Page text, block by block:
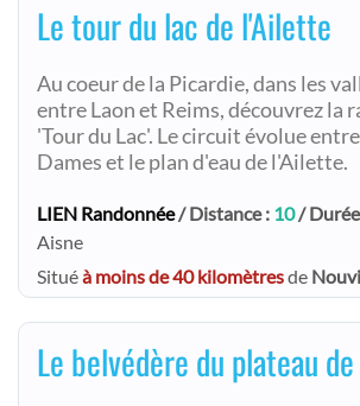
Le tour du lac de l'Ailette
Au coeur de la Picardie, dans les
entre Laon et Reims, découvrez la
'Tour du Lac'. Le circuit évolue
Dames et le plan d'eau de l'Ailette.
LIEN Randonnée/ Distance : 10/
Aisne
Situéà moins de 40 kilomètresde
Le belvédère du plateau